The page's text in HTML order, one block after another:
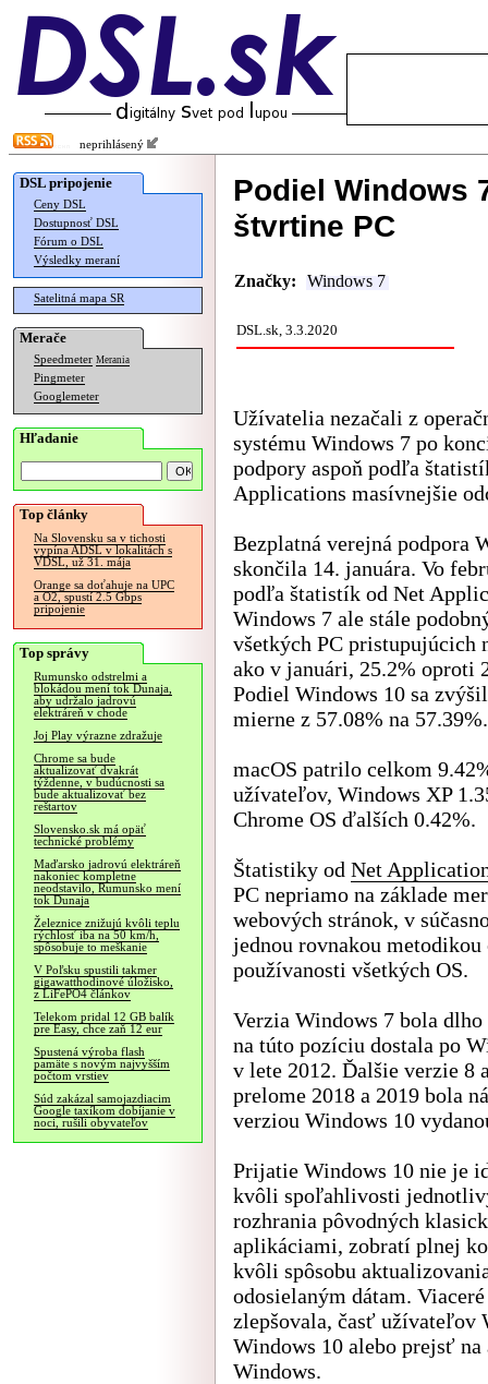
neprihlásený
DSL pripojenie
Ceny DSL
Dostupnosť DSL
Fórum o DSL
Výsledky meraní
Satelitná mapa SR
Merače
Speedmeter Merania
Pingmeter
Googlemeter
Hľadanie
Top články
Na Slovensku sa v tichosti
vypína ADSL v lokalitách s
VDSL, už 31. mája
Orange sa doťahuje na UPC
a O2, spustí 2.5 Gbps
pripojenie
Top správy
Rumunsko odstrelmi a
blokádou mení tok Dunaja,
aby udržalo jadrovú
elektráreň v chode
Joj Play výrazne zdražuje
Chrome sa bude
aktualizovať dvakrát
týždenne, v budúcnosti sa
bude aktualizovať bez
reštartov
Slovensko.sk má opäť
technické problémy
Maďarsko jadrovú elektráreň
nakoniec kompletne
neodstavilo, Rumunsko mení
tok Dunaja
Železnice znižujú kvôli teplu
rýchlosť iba na 50 km/h,
spôsobuje to meškanie
V Poľsku spustili takmer
gigawatthodinové úložisko,
z LiFePO4 článkov
Telekom pridal 12 GB balík
pre Easy, chce zaň 12 eur
Spustená výroba flash
pamäte s novým najvyšším
počtom vrstiev
Súd zakázal samojazdiacim
Google taxíkom dobíjanie v
noci, rušili obyvateľov
Podiel Windows
štvrtine PC
Značky: Windows 7
DSL.sk, 3.3.2020
Užívatelia nezačali z
systému Windows 7 po
podpory aspoň podľa
Applications masívnejšie
Bezplatná verejná podpora
skončila 14. januára. Vo
podľa štatistík od Net
Windows 7 ale stále
všetkých PC pristupujúcich
ako v januári, 25.2% oproti
Podiel Windows 10 sa
mierne z 57.08% na 57.39%.
macOS patrilo celkom
užívateľov, Windows XP
Chrome OS ďalších 0.42%.
Štatistiky od Net
PC nepriamo na základe
webových stránok, v
jednou rovnakou
používanosti všetkých OS.
Verzia Windows 7 bola
na túto pozíciu dostala po
v lete 2012. Ďalšie verzie 8
prelome 2018 a 2019 bola
verziou Windows 10
Prijatie Windows 10 nie je
kvôli spoľahlivosti
rozhrania pôvodných
aplikáciami, zobratí plnej
kvôli spôsobu
odosielaným dátam.
zlepšovala, časť užívateľov
Windows 10 alebo prejsť
Windows.